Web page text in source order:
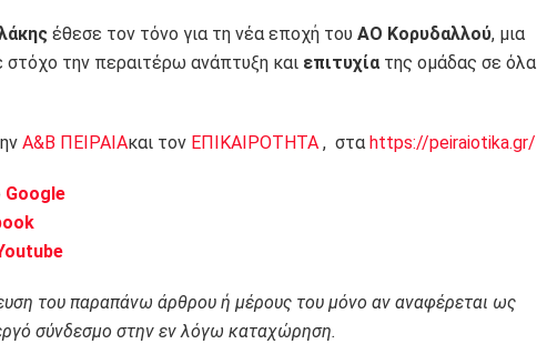
έθεσε τον τόνο για τη νέα εποχή του ΑΟ Κορυδαλλού, μια
την περαιτέρω ανάπτυξη και επιτυχία της ομάδας σε όλα
Α&Β ΠΕΙΡΑΙΑκαι τον ΕΠΙΚΑΙΡΟΤΗΤΑ , στα https://peiraiotika.gr/
Google
του παραπάνω άρθρου ή μέρους του μόνο αν αναφέρεται ως
σύνδεσμο στην εν λόγω καταχώρηση.